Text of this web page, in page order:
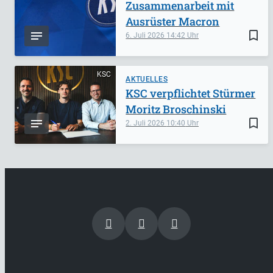
bookmark_border
6. Juli 2026 14:42
Zusammenarbeit mit
Ausrüster Macron
KSC
AKTUELLES
bookmark_border
2. Juli 2026 10:40
KSC verpflichtet Stürmer
Moritz Broschinski